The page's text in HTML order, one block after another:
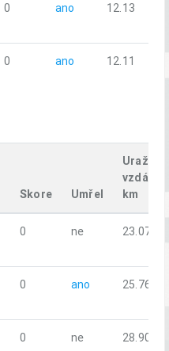
0 ano 12.13
0 ano 12.11
Skore Umřel
Uražená
km
0 ne 23.07
0 ano 25.76
0 ne 28.90